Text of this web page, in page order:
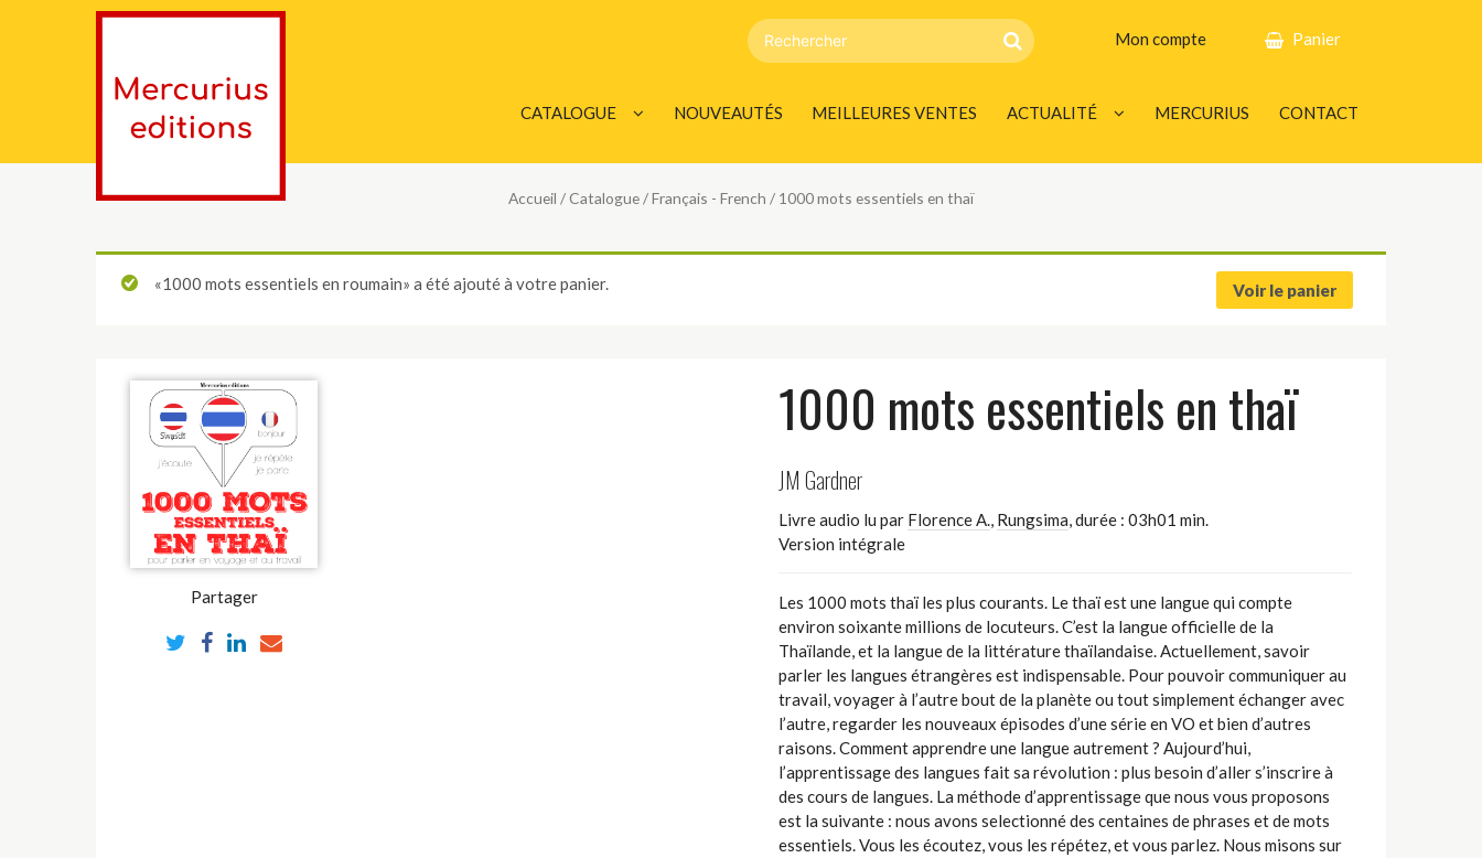
Mon compte Panier
CATALOGUE
ANGLAIS – ENGLISH
FRANÇAIS – FRENCH
NOUVEAUTÉS MEILLEURES VENTES ACTUALITÉ
INFOS
MERCURIUS CONTACT
Accueil /Catalogue/Français - French / 1000 mots essentiels en thaï
Voir le panier
«1000 mots essentiels en roumain» a été ajouté à votre panier.
Partager
1000 mots essentiels en thaï
JM Gardner
Livre audio lu par Florence A., Rungsima,durée : 03h01 min.
Version intégrale
Les 1000 mots thaï les plus courants. Le thaï est une langue qui compte
environ soixante millions de locuteurs. C’est la langue officielle de la
Thaïlande, et la langue de la littérature thaïlandaise. Actuellement, savoir
parler les langues étrangères est indispensable. Pour pouvoir communiquer au
travail, voyager à l’autre bout de la planète ou tout simplement échanger avec
l’autre, regarder les nouveaux épisodes d’une série en VO et bien d’autres
raisons. Comment apprendre une langue autrement ? Aujourd’hui,
l’apprentissage des langues fait sa révolution : plus besoin d’aller s’inscrire à
des cours de langues. La méthode d’apprentissage que nous vous proposons
est la suivante : nous avons selectionné des centaines de phrases et de mots
essentiels. Vous les écoutez, vous les répétez, et vous parlez. Nous misons sur